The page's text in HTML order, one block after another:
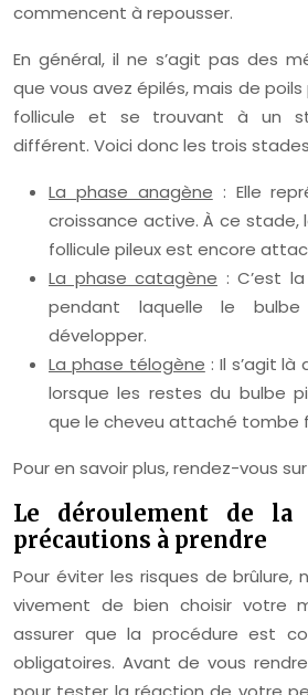
commencent à repousser.
En général, il ne s’agit pas des
que vous avez épilés, mais de
follicule et se trouvant à un
différent. Voici donc les trois
La phase anagène : Elle
croissance active. À ce stade,
follicule pileux est encore
La phase catagène : C’est
pendant laquelle le
développer.
La phase télogène : Il s’agit
lorsque les restes du bulbe
que le cheveu attaché tombe
Pour en savoir plus, rendez-vous sur
Le déroulement de la
précautions à prendre
Pour éviter les risques de brûlure,
vivement de bien choisir votre
assurer que la procédure est
obligatoires. Avant de vous